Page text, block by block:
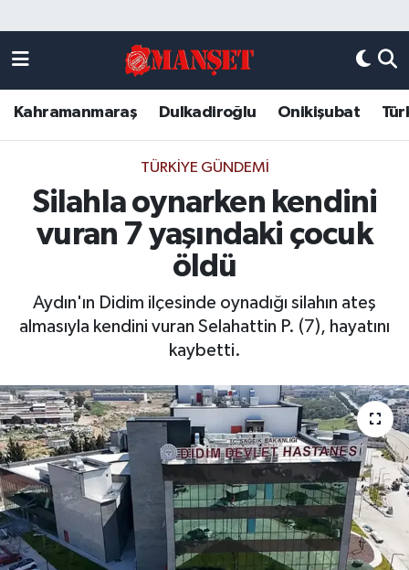
Kahramanmaraş Dulkadiroğlu Onikişubat
TÜRKIYE GÜNDEMI
Silahla oynarken kendini
vuran 7 yaşındaki çocuk
öldü
Aydın'ın Didim ilçesinde oynadığı silahın ateş
almasıyla kendini vuran Selahattin P. (7), hayatını
kaybetti.
DULKADİROĞLU
KAHRAMANMARAŞ
ONİKİŞUBAT
Künye
Kahramanmaraş Nöbetçi Eczaneler
Kahramanmaraş Hava Durumu
Kahramanmaraş Trafik Yoğunluk Haritası
Süper Lig Puan Durumu ve Fikstür
Son Dakika Haberleri